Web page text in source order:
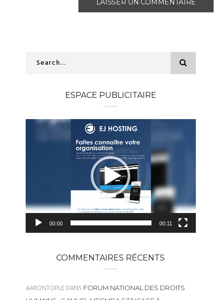
ESPACE PUBLICITAIRE
Lecteur
vidéo
00:00 00:11
COMMENTAIRES RÉCENTS
AARONTOPLEDANS FORUM NATIONAL DES DROITS